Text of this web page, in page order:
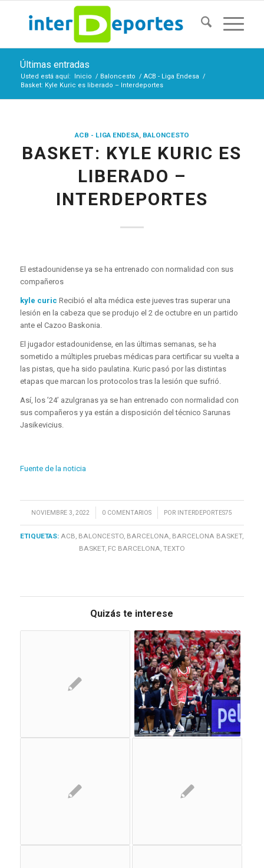
Últimas entradas
Usted está aquí: Inicio / Baloncesto / ACB - Liga Endesa /
Basket: Kyle Kuric es liberado – Interdeportes
ACB - LIGA ENDESA, BALONCESTO
BASKET: KYLE KURIC ES
LIBERADO –
INTERDEPORTES
El estadounidense ya se ha entrenado con normalidad con sus
compañeros
kyle curic Recibió el alta médica este jueves tras superar una
lesión en la cabeza que se produjo el 2 de octubre en un partido
ante el Cazoo Baskonia.
El jugador estadounidense, en las últimas semanas, se ha
sometido a múltiples pruebas médicas para certificar su vuelta a
las pistas, que ha sido paulatina. Kuric pasó por las distintas
etapas que marcan los protocolos tras la lesión que sufrió.
Así, los ’24’ azulgranas ya se han entrenado con normalidad con
sus compañeros y ya están a disposición del técnico Sarunas
Jasikevicius.
Fuente de la noticia
NOVIEMBRE 3, 2022
/ 0 COMENTARIOS
/ POR INTERDEPORTES75
ETIQUETAS: ACB, BALONCESTO, BARCELONA, BARCELONA BASKET,
BASKET, FC BARCELONA, TEXTO
Quizás te interese